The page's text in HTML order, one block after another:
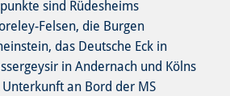
sind Rüdesheims
Felsen, die Burgen
das Deutsche Eck in
in Andernach und Kölns
an Bord der MS